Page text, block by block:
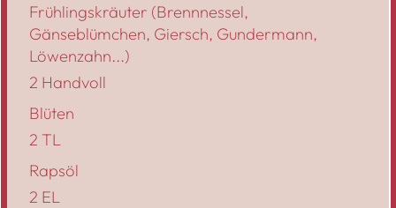
Frühlingskräuter (Brennnessel,
Gänseblümchen, Giersch, Gundermann,
Löwenzahn...)
2 Handvoll
Blüten
2 TL
Rapsöl
2 EL